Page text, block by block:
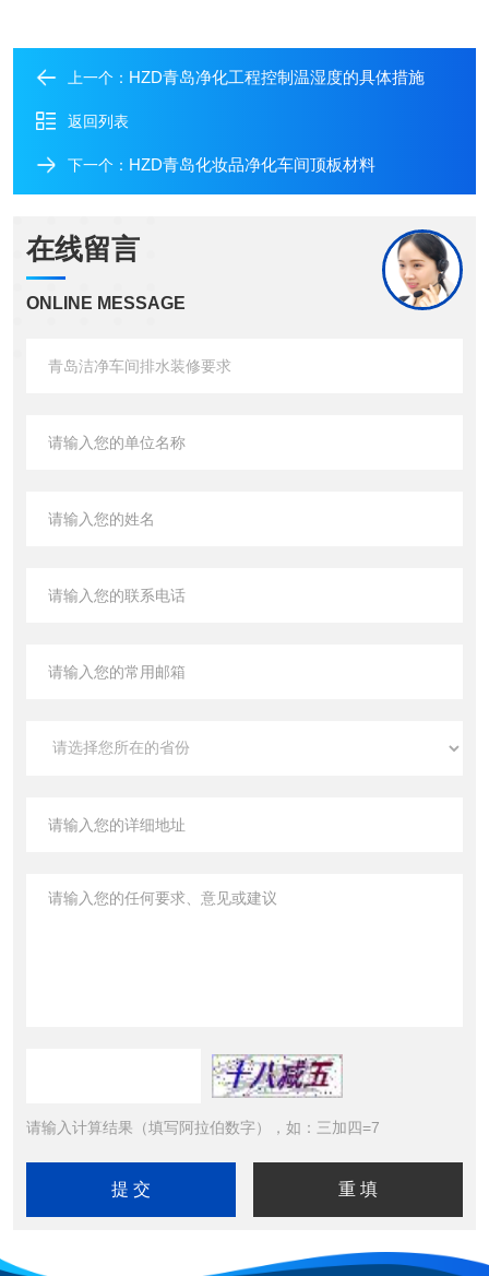
上一个： HZD青岛净化工程控制温湿度的具体措施
返回列表
下一个： HZD青岛化妆品净化车间顶板材料
在线留言
ONLINE MESSAGE
请输入计算结果（填写阿拉伯数字），如：三加四=7